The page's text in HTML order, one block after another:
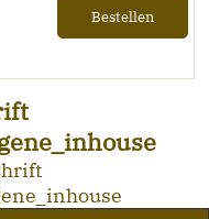
Bestellen